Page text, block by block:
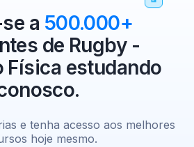
a 500.000+
de Rugby -
Física estudando
e tenha acesso aos melhores
hoje mesmo.